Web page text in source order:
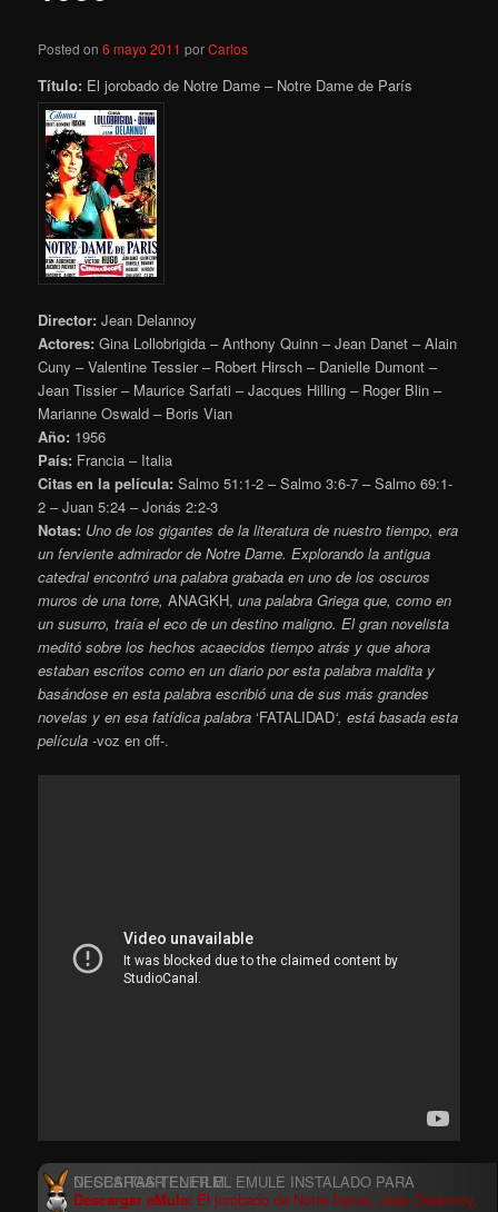
Posted on6 mayo 2011 porCarlos
Título: El jorobado de Notre Dame – Notre Dame de París
Director: Jean Delannoy
Actores: Gina Lollobrigida – Anthony Quinn – Jean Danet – Alain
Cuny – Valentine Tessier – Robert Hirsch – Danielle Dumont –
Jean Tissier – Maurice Sarfati – Jacques Hilling – Roger Blin –
Marianne Oswald – Boris Vian
Año: 1956
País: Francia – Italia
Citas en la película: Salmo 51:1-2 – Salmo 3:6-7 – Salmo 69:1-
2 – Juan 5:24 – Jonás 2:2-3
Notas: Uno de los gigantes de la literatura de nuestro tiempo, era
un ferviente admirador de Notre Dame.Explorando la antigua
catedral encontró una palabra grabada en uno de los oscuros
muros de una torre, ANAGKH, una palabra Griega que, como en
un susurro, traía el eco de un destino maligno. El gran novelista
meditó sobre los hechos acaecidos tiempo atrás y que ahora
estaban escritos como en un diario por esta palabra maldita y
basándose en esta palabra escribió una de sus más grandes
novelas y en esa fatídica palabra‘FATALIDAD‘, está basada esta
película-voz en off-.
Descargar eMule: El jorobado de Notre Dame, Jean Delannoy,